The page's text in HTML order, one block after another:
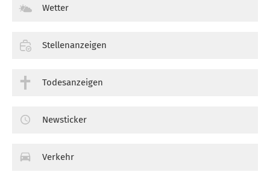
Wetter
Stellenanzeigen
Todesanzeigen
Newsticker
Verkehr